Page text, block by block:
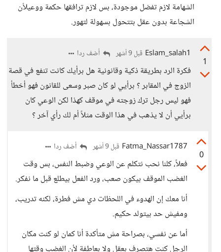
الشهامة لازم تفضل موجودة، بس لازم ترافقها حكمة ووعيلأن
الشجاعة بدون عقل بتتحول بسهولة لتهور.
1
Eslam_salah1 قبل 9 أشهر أضف ردا
فكرة الرد بطريقة ذكية وقانونية هل برأيك كانت تنفع في قصة
الزوج في المقابر ؟ برأيي لو كان صبر وسعى للقانون فهو أخطأ
فهو ليس رجل ترك زوجته في موقف كهذا لكن الوعي كان
برأيي أن لا يذهب في هذا الوقت مثلاً أم لك رأي آخر ؟
0
Fatma_Nassar1787 قبل 9 أشهر أضف ردا
فعلاً، كلنا نحب نتكلم عن الوعي وضبط النفس، بس وقت
الغضب الموقف بيكون صعب، ورد الفعل بيطلع قبل ما نفكر.
أنا معك إن الهدوء في اللحظات دي مش فطرة، لكنه تدريب،
ومفيش حد بيتولد حكيم.
أما عن نفسي، بصراحة مش متأكدة أنا كمان لو كنت مكان